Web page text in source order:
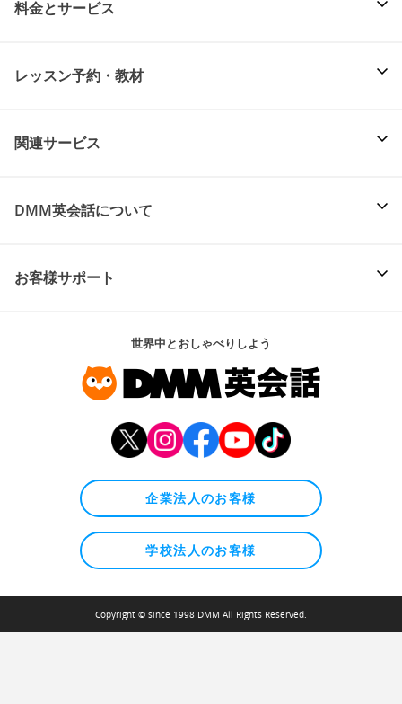
料金とサービス
レッスン予約・教材
関連サービス
DMM英会話について
お客様サポート
世界中とおしゃべりしよう
企業法人のお客様
学校法人のお客様
Copyright © since 1998 DMM All Rights Reserved.